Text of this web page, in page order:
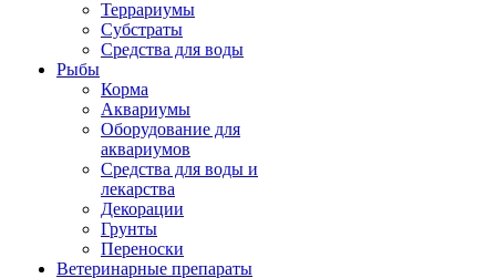
Террариумы
Субстраты
Средства для воды
Рыбы
Корма
Аквариумы
Оборудование для
аквариумов
Средства для воды и
лекарства
Декорации
Грунты
Переноски
Ветеринарные препараты